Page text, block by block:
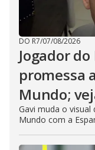
DO R7/07/08/2026
Jogador
promessa
Mundo;
Gavi muda o visual
Mundo com a